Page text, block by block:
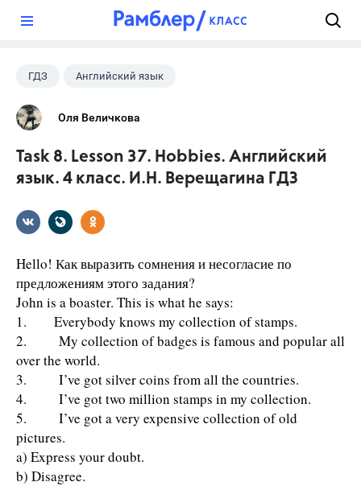
ГДЗ Английский язык
Верещагина И.Н.
Оля Величкова
Task 8. Lesson 37. Hobbies. Английский
язык. 4 класс. И.Н. Верещагина ГДЗ
Hello! Как выразить сомнения и несогласие по
предложениям этого задания?
John is a boaster. This is what he says:
1. Everybody knows my collection of stamps.
2. My collection of badges is famous and popular all
over the world.
3. I’ve got silver coins from all the countries.
4. I’ve got two million stamps in my collection.
5. I’ve got a very expensive collection of old
pictures.
a) Express your doubt.
b) Disagree.